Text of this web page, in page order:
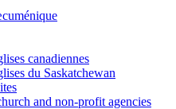
canadiennes
du Saskatchewan
and non-profit agencies